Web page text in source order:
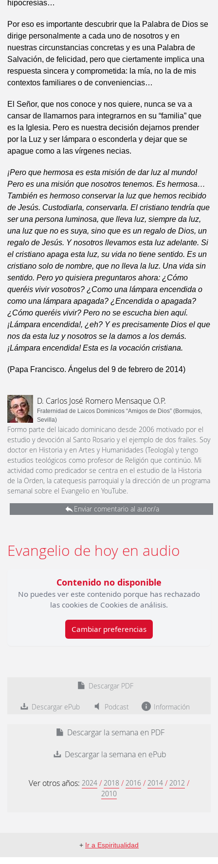
hipocresías…
Por eso es importante descubrir que la Palabra de Dios se
dirige personalmente a cada uno de nosotros y en
nuestras circunstancias concretas y es una Palabra de
Salvación, de felicidad, pero que ciertamente implica una
respuesta sincera y comprometida: la mía, no la de mis
contextos familiares o de conveniencias…
El Señor, que nos conoce y nos quiere, nunca se va a
cansar de llamarnos para integrarnos en su “familia” que
es la Iglesia. Pero es nuestra decisión dejarnos prender
por la Luz y ser lámpara o esconderla y dejar que se
apague como a las vírgenes necias.
¡Pero que hermosa es esta misión de dar luz al mundo!
Pero es una misión que nosotros tenemos. Es hermosa…
También es hermoso conservar la luz que hemos recibido
de Jesús. Custodiarla, conservarla. El cristiano tendría que
ser una persona luminosa, que lleva luz, siempre da luz,
una luz que no es suya, sino que es un regalo de Dios, un
regalo de Jesús. Y nosotros llevamos esta luz adelante. Si
el cristiano apaga esta luz, su vida no tiene sentido. Es un
cristiano solo de nombre, que no lleva la luz. Una vida sin
sentido. Pero yo quisiera preguntaros ahora: ¿Cómo
queréis vivir vosotros? ¿Como una lámpara encendida o
como una lámpara apagada? ¿Encendida o apagada?
¿Cómo queréis vivir? Pero no se escucha bien aquí.
¡Lámpara encendida!, ¿eh? Y es precisamente Dios el que
nos da esta luz y nosotros se la damos a los demás.
¡Lámpara encendida! Esta es la vocación cristiana.
(Papa Francisco. Ángelus del 9 de febrero de 2014)
D. Carlos José Romero Mensaque O.P.
Fraternidad de Laicos Dominicos “Amigos de Dios” (Bormujos,
Sevilla)
Formo parte del laicado dominicano desde 2006 motivado por el
estudio y devoción al Santo Rosario y el ejemplo de dos frailes. Soy
doctor en Historia y en Artes y Humanidades (Teología) y tengo
estudios teológicos como profesor de Religión que continúo. Mi
actividad como predicador se centra en el estudio de la Historia
de la Orden, la catequesis parroquial y la dirección de un programa
semanal sobre el Evangelio en YouTube.
Enviar comentario al autor/a
Evangelio de hoy en audio
Contenido no disponible
No puedes ver este contenido porque has rechazado
las cookies de Cookies de análisis.
Cambiar preferencias
Descargar PDF
Descargar ePub Podcast Información
Descargar la semana en PDF
Descargar la semana en ePub
Ver otros años: 2024 / 2018 / 2016 / 2014 / 2012 /
2010
+ Ir a Espiritualidad